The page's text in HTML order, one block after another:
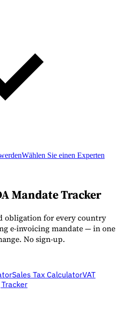
Wählen Sie einen Experten
Mandate Tracker
obligation for every country
e-invoicing mandate — in one
No sign-up.
Sales Tax CalculatorVAT